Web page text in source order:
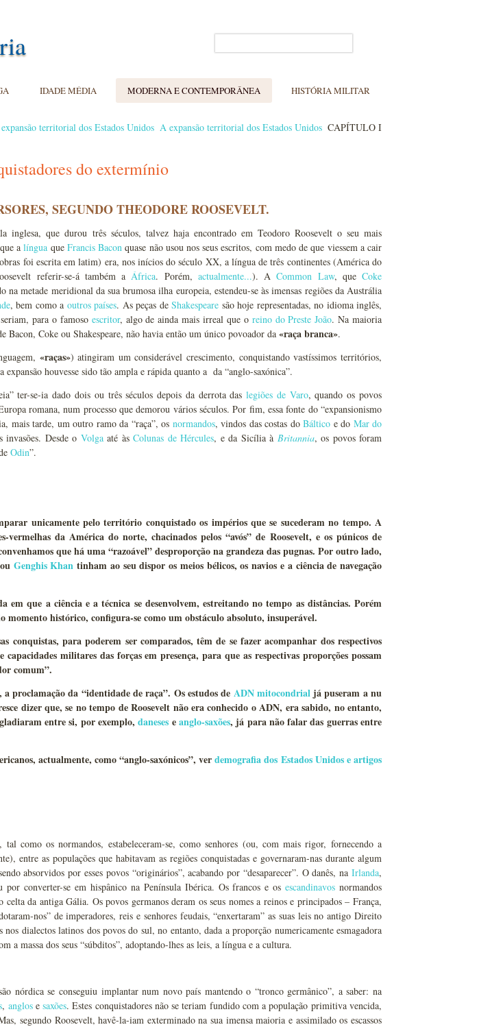
IDADE MÉDIA MODERNA E CONTEMPORÂNEA HISTÓRIA MILITAR
territorial dos Estados Unidos A expansão territorial dos Estados Unidos CAPÍTULO I
do extermínio
SEGUNDO THEODORE ROOSEVELT.
inglesa, que durou três séculos, talvez haja encontrado em Teodoro Roosevelt o seu mais
alíngua que Francis Bacon quase não usou nos seus escritos, com medo de que viessem a cair
foi escrita em latim) era, nos inícios do século XX, a língua de três continentes (América do
referir-se-á também aÁfrica. Porém, actualmente...). ACommon Law, queCoke
metade meridional da sua brumosa ilha europeia, estendeu-se às imensas regiões da Austrália
, bem como a outros países. As peças de Shakespeare são hoje representadas, no idioma inglês,
para o famoso escritor, algo de ainda mais irreal que o reino do Preste João. Na maioria
Bacon, Coke ou Shakespeare, não havia então um único povoador da «raça branca».
«raças») atingiram um considerável crescimento, conquistando vastíssimos territórios,
expansão houvesse sido tão ampla e rápida quanto a da “anglo-saxónica”.
ter-se-ia dado dois ou três séculos depois da derrota daslegiões de Varo, quando os povos
romana, num processo que demorou vários séculos. Por fim, essa fonte do “expansionismo
mais tarde, um outro ramo da “raça”, os normandos, vindos das costas doBáltico e do Mar do
Desde o Volgaaté às Colunas de Hércules, e da Sicília à Britannia, os povos foram
Odin”.
unicamente pelo território conquistado os impérios que se sucederam no tempo. A
da América do norte, chacinados pelos “avós” de Roosevelt, e os púnicos de
que há uma “razoável” desproporção na grandeza das pugnas. Por outro lado,
ou Genghis Khan tinham ao seu dispor os meios bélicos, os navios e a ciência de navegação
em que a ciência e a técnica se desenvolvem, estreitando no tempo as distâncias. Porém
momento histórico, configura-se como um obstáculo absoluto, insuperável.
conquistas, para poderem ser comparados, têm de se fazer acompanhar dos respectivos
capacidades militares das forças em presença, para que as respectivas proporções possam
comum”.
proclamação da “identidade de raça”. Os estudos de ADN mitocondrialjá puseram a nu
dizer que, se no tempo de Roosevelt não era conhecido o ADN, era sabido, no entanto,
entre si, por exemplo,daneses eanglo-saxões, já para não falar das guerras entre
actualmente, como “anglo-saxónicos”, verdemografia dos Estados Unidos e artigos
tal como os normandos, estabeleceram-se, como senhores (ou, com mais rigor, fornecendo a
entre as populações que habitavam as regiões conquistadas e governaram-nas durante algum
absorvidos por esses povos “originários”, acabando por “desaparecer”. O danês, na Irlanda,
por converter-se em hispânico na Península Ibérica. Os francos e osescandinavos normandos
da antiga Gália. Os povos germanos deram os seus nomes a reinos e principados – França,
nos” de imperadores, reis e senhores feudais, “enxertaram” as suas leis no antigo Direito
dialectos latinos dos povos do sul, no entanto, dada a proporção numericamente esmagadora
a massa dos seus “súbditos”, adoptando-lhes as leis, a língua e a cultura.
nórdica se conseguiu implantar num novo país mantendo o “tronco germânico”, a saber: na
, anglosesaxões. Estes conquistadores não se teriam fundido com a população primitiva vencida,
segundo Roosevelt, havê-la-iam exterminado na sua imensa maioria e assimilado os escassos